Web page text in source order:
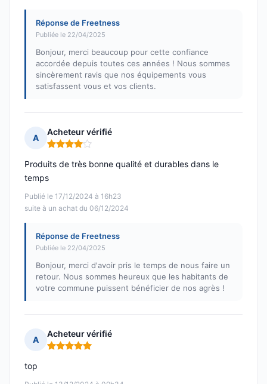
Réponse de Freetness
Publiée le 22/04/2025
Bonjour, merci beaucoup pour cette confiance
accordée depuis toutes ces années ! Nous sommes
sincèrement ravis que nos équipements vous
satisfassent vous et vos clients.
A
Acheteur vérifié
Note : 4 sur 5
Publié le 17/12/2024 à 16h23
suite à un achat du 06/12/2024
Produits de très bonne qualité et durables dans le
temps
Réponse de Freetness
Publiée le 22/04/2025
Bonjour, merci d'avoir pris le temps de nous faire un
retour. Nous sommes heureux que les habitants de
votre commune puissent bénéficier de nos agrès !
A
Acheteur vérifié
Note : 5 sur 5
top